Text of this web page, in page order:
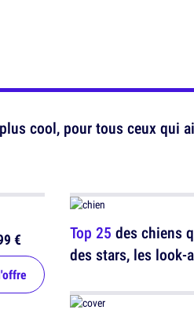
cool, pour tous ceux qui
€ Top 25 des chiens
des stars, les look-